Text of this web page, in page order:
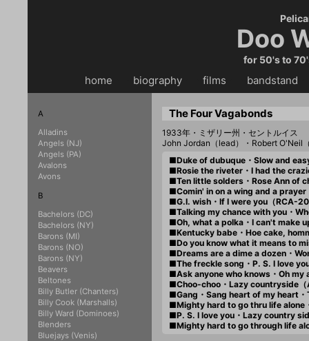
Doo
for 50's to
home biography・・ films bandstand
The Four Vagabonds
1933年・ミザリー州・セントルイス
John Jordan（lead）・Robert O'Neil
■Duke of dubuque・Slow and
■Rosie the riveter・I had the
■Ten little solders・Rose Ann of
■Comin' in on a wing and a
■G.I. wish・If I were you（RCA-
■Talking my chance with you・
■Oh, what a polka・I can't make
■Kentucky babe・Hoe cake,
■Do you know what it means to
■Dreams are a dime a dozen・
■The freckle song・P. S. I love
■Ask anyone who knows・Oh
■Choo-choo・Lazy countryside
■Gang・Sang heart of my heart
■Mighty hard to go thru life alone
■P. S. I love you・Lazy country
■Mighty hard to go through life
A
Alladins
Angels (NJ)
Angels (PA)
Avalons
Avons
B
Bachelors (DC)
Bachelors (NY)
Barons (MI)
Barons (NO)
Barons (NY)
Beavers
Beltones
Billy Butler (Chanters)
Billy Cook (Marshalls)
Billy Ward (Dominoes)
Blenders
Bluejays (Venis)